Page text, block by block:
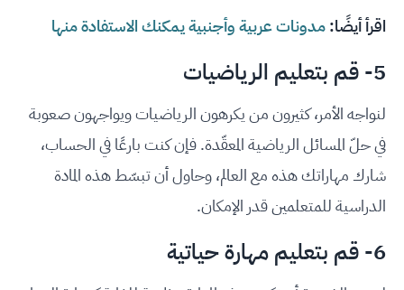
اقرأ أيضًا:مدونات عربية وأجنبية يمكنك الاستفادة منها
5- قم بتعليم الرياضيات
لنواجه الأمر، كثيرون من يكرهون الرياضيات ويواجهون صعوبة
في حلّ المسائل الرياضية المعقّدة. فإن كنت بارعًا في الحساب،
شارك مهاراتك هذه مع العالم، وحاول أن تبسّط هذه المادة
الدراسية للمتعلمين قدر الإمكان.
6- قم بتعليم مهارة حياتية